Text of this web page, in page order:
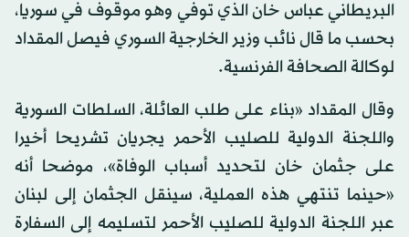
البريطاني عباس خان الذي توفي وهو موقوف في سوريا،
بحسب ما قال نائب وزير الخارجية السوري فيصل المقداد
لوكالة الصحافة الفرنسية.
وقال المقداد «بناء على طلب العائلة، السلطات السورية
واللجنة الدولية للصليب الأحمر يجريان تشريحا أخيرا
على جثمان خان لتحديد أسباب الوفاة»، موضحا أنه
«حينما تنتهي هذه العملية، سينقل الجثمان إلى لبنان
عبر اللجنة الدولية للصليب الأحمر لتسليمه إلى السفارة